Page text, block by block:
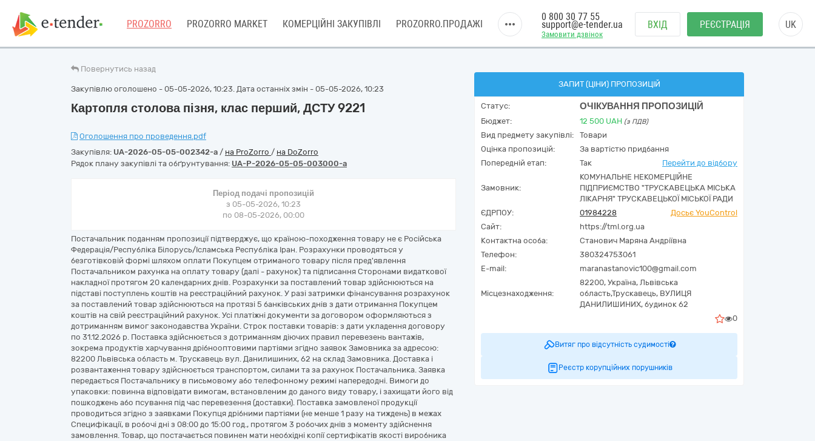
PROZORRO PROZORRO MARKET КОМЕРЦІЙНІ ЗАКУПІВЛІ PROZORRO.ПРОДАЖІ
Замовити дзвінок
0 800 30 77 55
support@e-tender.ua ВХІД РЕЄСТРАЦІЯ UK
Повернутись назад
Закупівлю оголошено - 05-05-2026, 10:23. Дата останніх змін - 05-05-2026, 10:23
Картопля столова пізня, клас перший, ДСТУ 9221
Оголошення про проведення.pdf
Закупівля: UA-2026-05-05-002342-a / на ProZorro / на DoZorro
Рядок плану закупівлі та обґрунтування: UA-P-2026-05-05-003000-a
Період подачі пропозицій
з 05-05-2026, 10:23
по 08-05-2026, 00:00
Постачальник поданням пропозиції підтверджує, що країною-походження товару не є Російська
Федерація/Республіка Білорусь/Ісламська Республіка Іран. Розрахунки проводяться у
безготівковій формі шляхом оплати Покупцем отриманого товару після пред'явлення
Постачальником рахунка на оплату товару (далі - рахунок) та підписання Сторонами видаткової
накладної протягом 20 календарних днів. Розрахунки за поставлений товар здійснюються на
підставі поступлень коштів на реєстраційний рахунок. У разі затримки фінансування розрахунок
за поставлений товар здійснюються на протязі 5 банківських днів з дати отримання Покупцем
коштів на свій реєстраційний рахунок. Усі платіжні документи за договором оформляються з
дотриманням вимог законодавства України. Строк поставки товарів: з дати укладення договору
по 31.12.2026 р. Поставка здійснюється з дотриманням діючих правил перевезень вантажів,
зокрема продуктів харчування дрібнооптовими партіями згідно заявок Замовника за адресою:
82200 Львівська область м. Трускавець вул. Данилишиних, 62 на склад Замовника. Доставка і
розвантаження товару здійснюється транспортом, силами та за рахунок Постачальника. Заявка
передається Постачальнику в письмовому або телефонному режимі напередодні. Вимоги до
упаковки: повинна відповідати вимогам, встановленим до даного виду товару, і захищати його від
пошкоджень або псування під час перевезення (доставки). Поставка замовленої продукції
проводиться згідно з заявками Покупця дрібними партіями (не менше 1 разу на тиждень) в межах
Специфікації, в робочі дні з 08:00 до 15:00 год., протягом 3 робочих днів з моменту здійснення
замовлення. Товар, що постачається повинен мати необхідні копії сертифікатів якості виробника
ЗАПИТ (ЦІНИ) ПРОПОЗИЦІЙ
Статус: ОЧІКУВАННЯ ПРОПОЗИЦІЙ
Бюджет: 12 500 UAH (з ПДВ)
Вид предмету закупівлі:
Товари
Оцінка пропозицій:
За вартістю придбання
Попередній етап:
Так Перейти до відбору
Замовник:
КОМУНАЛЬНЕ НЕКОМЕРЦІЙНЕ
ПІДПРИЄМСТВО "ТРУСКАВЕЦЬКА МІСЬКА
ЛІКАРНЯ" ТРУСКАВЕЦЬКОЇ МІСЬКОЇ РАДИ
ЄДРПОУ:
01984228
Досьє YouControl
Сайт:
https://tml.org.ua
Контактна особа:
Станович Маряна Андріївна
Телефон:
380324753061
E-mail:
maranastanovic100@gmail.com
Місцезнаходження:
82200, Україна, Львівська
область,Трускавець, ВУЛИЦЯ
ДАНИЛИШИНИХ, будинок 62
0
Витяг про відсутність судимості
Реєстр корупційних порушників